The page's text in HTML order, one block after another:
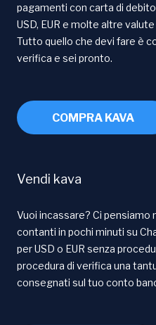
pagamenti con carta di
USD, EUR e molte altre
Tutto quello che devi fare è
verifica e sei pronto.
COMPRA KAVA
Vendi kava
Vuoi incassare? Ci pensiamo
contanti in pochi minuti su
per USD o EUR senza
procedura di verifica una
consegnati sul tuo conto